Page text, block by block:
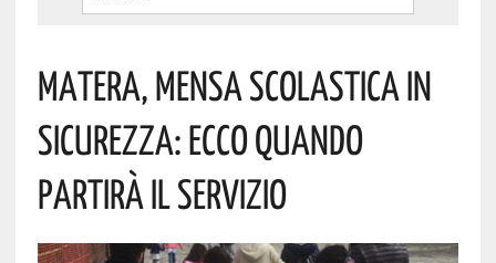
Matera, Mensa Scolastica In
Sicurezza: Ecco Quando
Partirà Il Servizio